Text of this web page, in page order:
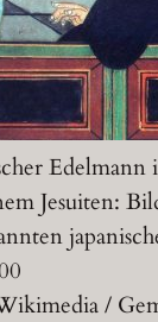
Edelmann
Jesuiten:
/